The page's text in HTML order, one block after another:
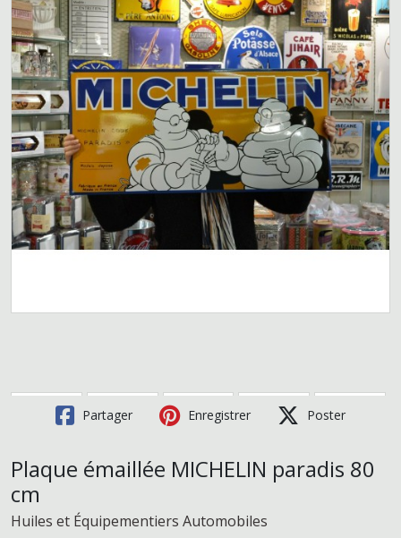
Partager Enregistrer Poster
Plaque émaillée MICHELIN paradis 80
cm
Huiles et Équipementiers Automobiles